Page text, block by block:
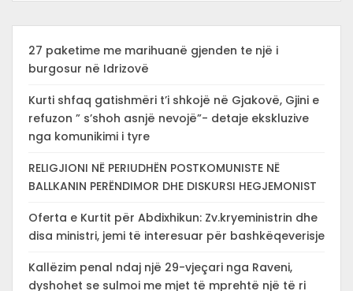
27 paketime me marihuanë gjenden te një i
burgosur në Idrizovë
Kurti shfaq gatishmëri t’i shkojë në Gjakovë, Gjini e
refuzon ” s’shoh asnjë nevojë”- detaje ekskluzive
nga komunikimi i tyre
RELIGJIONI NË PERIUDHËN POSTKOMUNISTE NË
BALLKANIN PERËNDIMOR DHE DISKURSI HEGJEMONIST
Oferta e Kurtit për Abdixhikun: Zv.kryeministrin dhe
disa ministri, jemi të interesuar për bashkëqeverisje
Kallëzim penal ndaj një 29-vjeçari nga Raveni,
dyshohet se sulmoi me mjet të mprehtë një të ri